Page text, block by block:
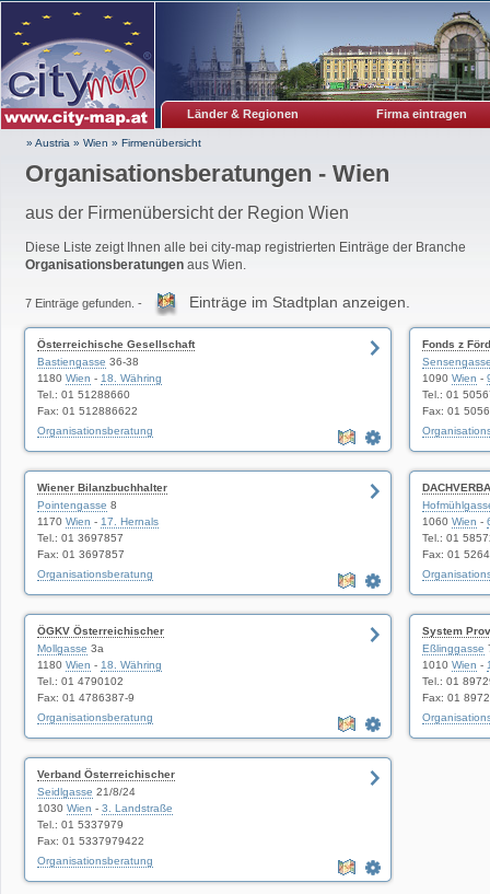
Länder & Regionen Firma eintragen
» Austria » Wien » Firmenübersicht
Organisationsberatungen - Wien
aus der Firmenübersicht der Region Wien
Diese Liste zeigt Ihnen alle bei city-map registrierten Einträge der Branche
Organisationsberatungen aus Wien.
7 Einträge gefunden. - Einträge im Stadtplan anzeigen.
Österreichische Gesellschaft
Bastiengasse 36-38
1180 Wien - 18. Währing
Tel.: 01 51288660
Fax: 01 512886622
Organisationsberatung
Fonds z
1090 Wien -
Tel.: 01
Fax: 01
Wiener Bilanzbuchhalter
Pointengasse 8
1170 Wien - 17. Hernals
Tel.: 01 3697857
Fax: 01 3697857
Organisationsberatung
1060 Wien -
Tel.: 01
Fax: 01
ÖGKV Österreichischer
Mollgasse 3a
1180 Wien - 18. Währing
Tel.: 01 4790102
Fax: 01 4786387-9
Organisationsberatung
System
Eßlinggasse
1010 Wien -
Tel.: 01
Fax: 01
Verband Österreichischer
Seidlgasse 21/8/24
1030 Wien - 3. Landstraße
Tel.: 01 5337979
Fax: 01 5337979422
Organisationsberatung